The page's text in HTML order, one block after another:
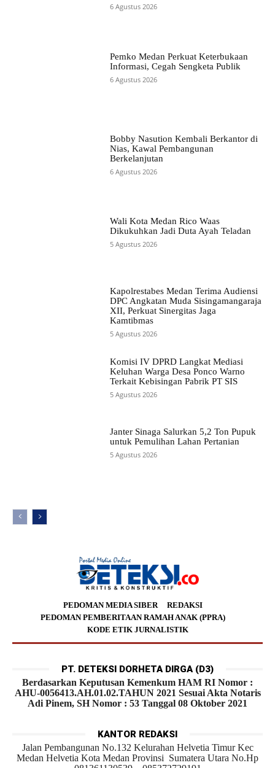
6 Agustus 2026
Pemko Medan Perkuat Keterbukaan
Informasi, Cegah Sengketa Publik
6 Agustus 2026
Bobby Nasution Kembali Berkantor di
Nias, Kawal Pembangunan
Berkelanjutan
6 Agustus 2026
Wali Kota Medan Rico Waas
Dikukuhkan Jadi Duta Ayah Teladan
5 Agustus 2026
Kapolrestabes Medan Terima Audiensi
DPC Angkatan Muda Sisingamangaraja
XII, Perkuat Sinergitas Jaga
Kamtibmas
5 Agustus 2026
Komisi IV DPRD Langkat Mediasi
Keluhan Warga Desa Ponco Warno
Terkait Kebisingan Pabrik PT SIS
5 Agustus 2026
Janter Sinaga Salurkan 5,2 Ton Pupuk
untuk Pemulihan Lahan Pertanian
5 Agustus 2026
PEDOMAN MEDIA SIBER
REDAKSI
PEDOMAN PEMBERITAAN RAMAH ANAK (PPRA)
KODE ETIK JURNALISTIK
PT. DETEKSI DORHETA DIRGA (D3)
Berdasarkan Keputusan Kemenkum HAM RI Nomor :
AHU-0056413.AH.01.02.TAHUN 2021 Sesuai Akta Notaris
Adi Pinem, SH Nomor : 53 Tanggal 08 Oktober 2021
KANTOR REDAKSI
Jalan Pembangunan No.132 Kelurahan Helvetia Timur Kec
Medan Helvetia Kota Medan Provinsi Sumatera Utara No.Hp